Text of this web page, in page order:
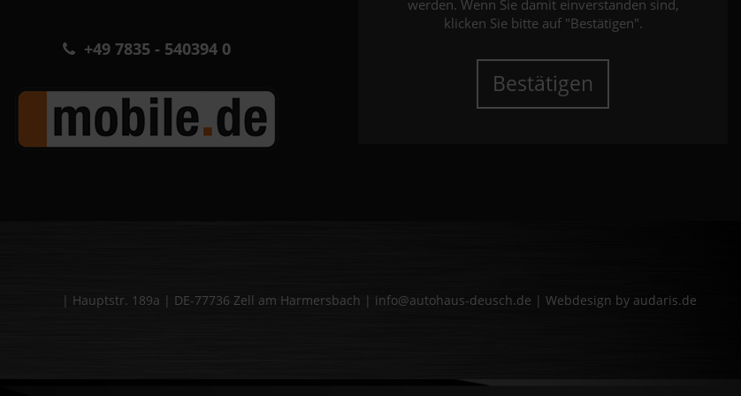
+49 7835 - 540394 0
werden. Wenn Sie damit einverstanden sind,
klicken Sie bitte auf "Bestätigen".
Bestätigen
| Hauptstr. 189a | DE-77736 Zell am Harmersbach | info@autohaus-deusch.de | Webdesign by audaris.de